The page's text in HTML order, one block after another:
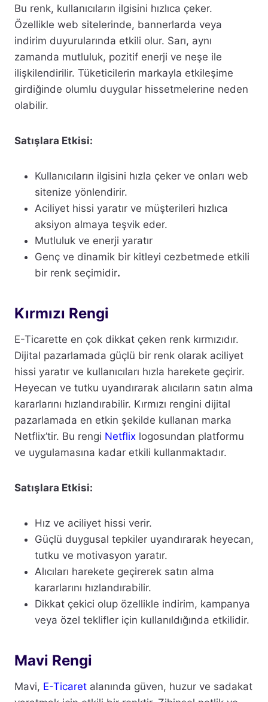
Bu renk, kullanıcıların ilgisini hızlıca çeker.
Özellikle web sitelerinde, bannerlarda veya
indirim duyurularında etkili olur. Sarı, aynı
zamanda mutluluk, pozitif enerji ve neşe ile
ilişkilendirilir. Tüketicilerin markayla etkileşime
girdiğinde olumlu duygular hissetmelerine neden
olabilir.
Satışlara Etkisi:
Kullanıcıların ilgisini hızla çeker ve onları web
sitenize yönlendirir.
Aciliyet hissi yaratır ve müşterileri hızlıca
aksiyon almaya teşvik eder.
Mutluluk ve enerji yaratır
Genç ve dinamik bir kitleyi cezbetmede etkili
bir renk seçimidir.
Kırmızı Rengi
E-Ticarette en çok dikkat çeken renk kırmızıdır.
Dijital pazarlamada güçlü bir renk olarak aciliyet
hissi yaratır ve kullanıcıları hızla harekete geçirir.
Heyecan ve tutku uyandırarak alıcıların satın alma
kararlarını hızlandırabilir. Kırmızı rengini dijital
pazarlamada en etkin şekilde kullanan marka
Netflix’tir. Bu rengi Netflix logosundan platformu
ve uygulamasına kadar etkili kullanmaktadır.
Satışlara Etkisi:
Hız ve aciliyet hissi verir.
Güçlü duygusal tepkiler uyandırarak heyecan,
tutku ve motivasyon yaratır.
Alıcıları harekete geçirerek satın alma
kararlarını hızlandırabilir.
Dikkat çekici olup özellikle indirim, kampanya
veya özel teklifler için kullanıldığında etkilidir.
Mavi Rengi
Mavi, E-Ticaret alanında güven, huzur ve sadakat